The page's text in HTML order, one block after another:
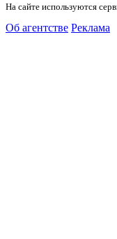
На сайте используются
Об агентстве Реклама